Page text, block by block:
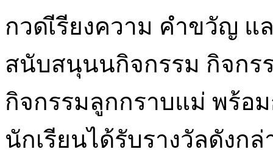
กวดเีรียงความ คำขวัญ
สนับสนุนนกิจกรรม กิจกร
กิจกรรมลูกกราบแม่ พร้อ
นักเรียนได้รับรางวัลดังก